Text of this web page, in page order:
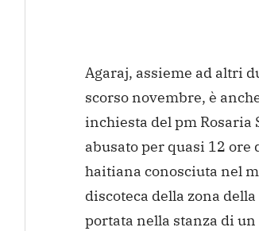
Agaraj, assieme ad altri
scorso novembre, è
inchiesta del pm Rosaria
abusato per quasi 12
haitiana conosciuta nel
discoteca della zona
portata nella stanza di